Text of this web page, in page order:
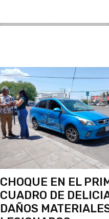
CHOQUE EN EL
CUADRO DE
DAÑOS